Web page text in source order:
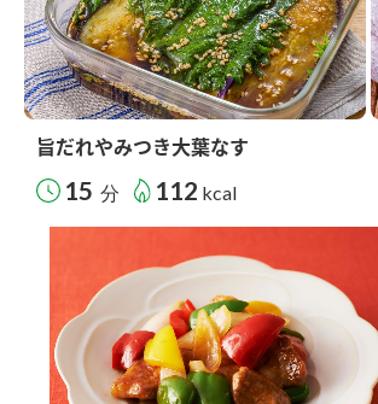
旨だれやみつき大葉なす
15 分 112 kcal